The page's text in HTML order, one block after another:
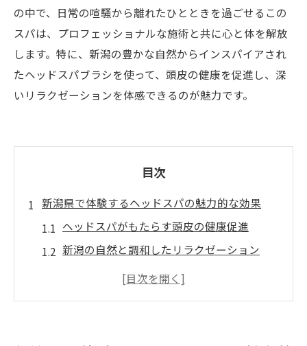
の中で、日常の喧騒から離れたひとときを過ごせるこの
スパは、プロフェッショナルな施術と共に心と体を解放
します。特に、新潟の豊かな自然からインスパイアされ
たヘッドスパブラシを使って、頭皮の健康を促進し、深
いリラクゼーションを体感できるのが魅力です。
目次
新潟県で体験するヘッドスパの魅力的な効果
ヘッドスパがもたらす頭皮の健康促進
新潟の自然と調和したリラクゼーション
地元の魅力を活かした独自の施術
新潟のヘッドスパで得られる贅沢なひとと